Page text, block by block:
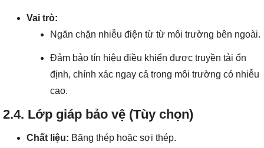
Vai trò:
Ngăn chặn nhiễu điện từ từ môi trường bên ngoài.
Đảm bảo tín hiệu điều khiển được truyền tải ổn
định, chính xác ngay cả trong môi trường có nhiễu
cao.
2.4. Lớp giáp bảo vệ (Tùy chọn)
Chất liệu: Băng thép hoặc sợi thép.